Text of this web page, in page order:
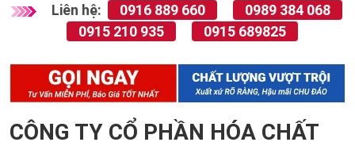
Liên hệ: 0916 889 660
0989 384 068
0915 210 935
0915 689825
CÔNG TY CỔ PHẦN HÓA CHẤT